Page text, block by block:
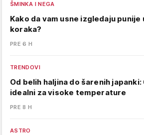
ŠMINKA I NEGA
Kako da vam usne izgledaju
koraka?
PRE 6 H
TRENDOVI
Od belih haljina do šarenih
idealni za visoke temperature
PRE 8 H
ASTRO